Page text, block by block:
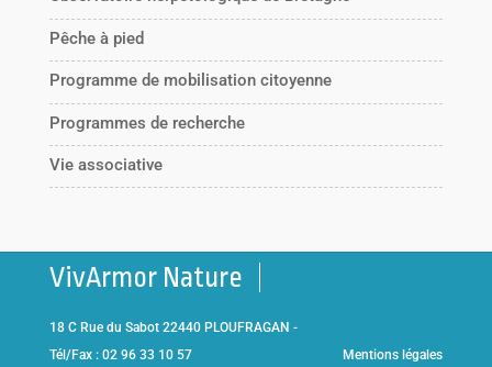
Pêche à pied
Programme de mobilisation citoyenne
Programmes de recherche
Vie associative
VivArmor Nature
18 C Rue du Sabot 22440 PLOUFRAGAN -
Tél/Fax : 02 96 33 10 57
Mentions légales